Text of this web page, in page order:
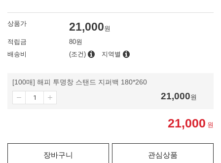
상품가 21,000원
적립금
80원
배송비
(조건) 지역별
[100매] 해피 투명창 스탠드 지퍼백 180*260
21,000원
21,000 원
장바구니 관심상품